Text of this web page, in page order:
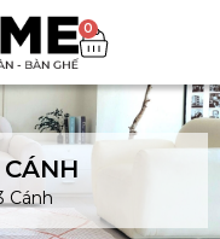
0
Cánh